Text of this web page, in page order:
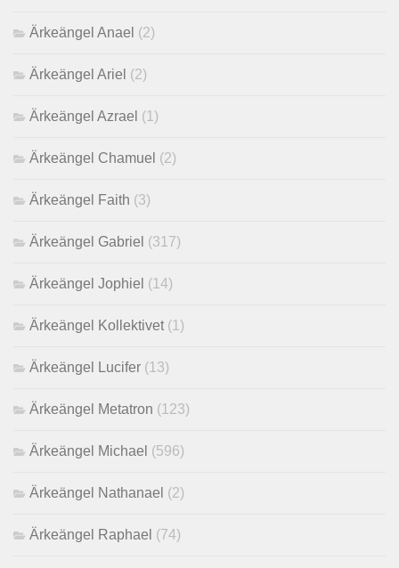
Ärkeängel Anael (2)
Ärkeängel Ariel (2)
Ärkeängel Azrael (1)
Ärkeängel Chamuel (2)
Ärkeängel Faith (3)
Ärkeängel Gabriel (317)
Ärkeängel Jophiel (14)
Ärkeängel Kollektivet (1)
Ärkeängel Lucifer (13)
Ärkeängel Metatron (123)
Ärkeängel Michael (596)
Ärkeängel Nathanael (2)
Ärkeängel Raphael (74)